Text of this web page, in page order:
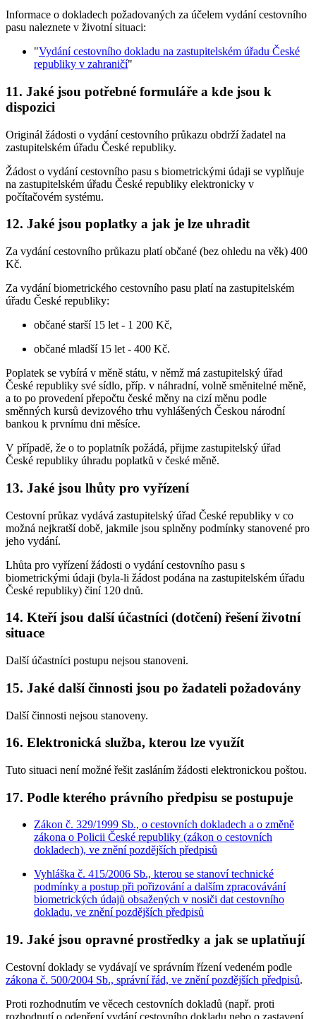
Informace o dokladech požadovaných za účelem vydání cestovního
pasu naleznete v životní situaci:
"Vydání cestovního dokladu na zastupitelském úřadu České
republiky v zahraničí"
11. Jaké jsou potřebné formuláře a kde jsou k
dispozici
Originál žádosti o vydání cestovního průkazu obdrží žadatel na
zastupitelském úřadu České republiky.
Žádost o vydání cestovního pasu s biometrickými údaji se vyplňuje
na zastupitelském úřadu České republiky elektronicky v
počítačovém systému.
12. Jaké jsou poplatky a jak je lze uhradit
Za vydání cestovního průkazu platí občané (bez ohledu na věk) 400
Kč.
Za vydání biometrického cestovního pasu platí na zastupitelském
úřadu České republiky:
občané starší 15 let - 1 200 Kč,
občané mladší 15 let - 400 Kč.
Poplatek se vybírá v měně státu, v němž má zastupitelský úřad
České republiky své sídlo, příp. v náhradní, volně směnitelné měně,
a to po provedení přepočtu české měny na cizí měnu podle
směnných kursů devizového trhu vyhlášených Českou národní
bankou k prvnímu dni měsíce.
V případě, že o to poplatník požádá, přijme zastupitelský úřad
České republiky úhradu poplatků v české měně.
13. Jaké jsou lhůty pro vyřízení
Cestovní průkaz vydává zastupitelský úřad České republiky v co
možná nejkratší době, jakmile jsou splněny podmínky stanovené pro
jeho vydání.
Lhůta pro vyřízení žádosti o vydání cestovního pasu s
biometrickými údaji (byla-li žádost podána na zastupitelském úřadu
České republiky) činí 120 dnů.
14. Kteří jsou další účastníci (dotčení) řešení životní
situace
Další účastníci postupu nejsou stanoveni.
15. Jaké další činnosti jsou po žadateli požadovány
Další činnosti nejsou stanoveny.
16. Elektronická služba, kterou lze využít
Tuto situaci není možné řešit zasláním žádosti elektronickou poštou.
17. Podle kterého právního předpisu se postupuje
Zákon č. 329/1999 Sb., o cestovních dokladech a o změně
zákona o Policii České republiky (zákon o cestovních
dokladech), ve znění pozdějších předpisů
Vyhláška č. 415/2006 Sb., kterou se stanoví technické
podmínky a postup při pořizování a dalším zpracovávání
biometrických údajů obsažených v nosiči dat cestovního
dokladu, ve znění pozdějších předpisů
19. Jaké jsou opravné prostředky a jak se uplatňují
Cestovní doklady se vydávají ve správním řízení vedeném podle
zákona č. 500/2004 Sb., správní řád, ve znění pozdějších předpisů.
Proti rozhodnutím ve věcech cestovních dokladů (např. proti
rozhodnutí o odepření vydání cestovního dokladu nebo o zastavení